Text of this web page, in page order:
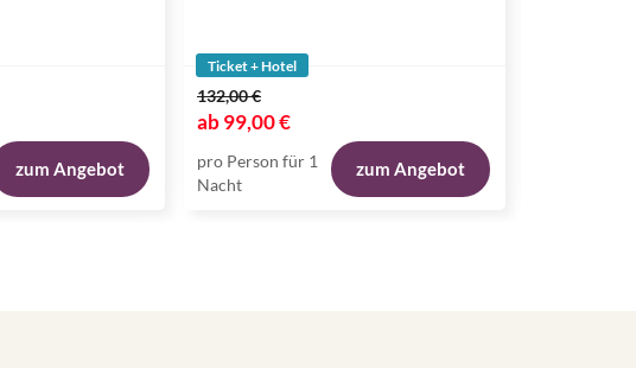
zum Angebot
Ticket + Hotel
132,00 €
ab99,00 €
pro Person für 1
Nacht
zum Angebot